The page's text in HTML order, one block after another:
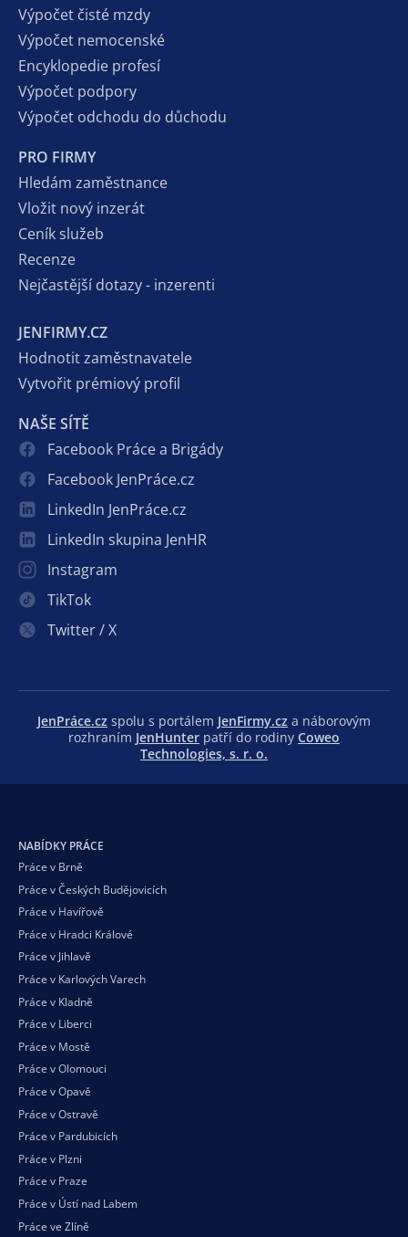
Výpočet čisté mzdy
Výpočet nemocenské
Encyklopedie profesí
Výpočet podpory
Výpočet odchodu do důchodu
PRO FIRMY
Hledám zaměstnance
Vložit nový inzerát
Ceník služeb
Recenze
Nejčastější dotazy - inzerenti
JENFIRMY.CZ
Hodnotit zaměstnavatele
Vytvořit prémiový profil
NAŠE SÍTĚ
Facebook Práce a Brigády
Facebook JenPráce.cz
LinkedIn JenPráce.cz
LinkedIn skupina JenHR
Instagram
TikTok
Twitter / X
JenPráce.cz spolu s portálem JenFirmy.cz a náborovým
rozhraním JenHunter patří do rodiny Coweo
Technologies, s. r. o.
NABÍDKY PRÁCE
Práce v Brně
Práce v Českých Budějovicích
Práce v Havířově
Práce v Hradci Králové
Práce v Jihlavě
Práce v Karlových Varech
Práce v Kladně
Práce v Liberci
Práce v Mostě
Práce v Olomouci
Práce v Opavě
Práce v Ostravě
Práce v Pardubicích
Práce v Plzni
Práce v Praze
Práce v Ústí nad Labem
Práce ve Zlíně